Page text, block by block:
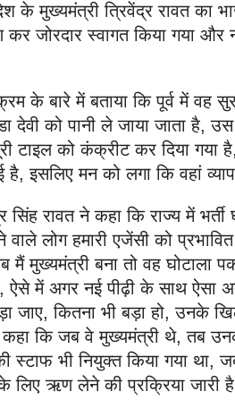
के मुख्यमंत्री त्रिवेंद्र रावत का
कर जोरदार स्वागत किया गया
के बारे में बताया कि पूर्व में
को पानी ले जाया जाता है,
टाइल को कंक्रीट कर दिया गया
है, इसलिए मन को लगा कि वहां
सिंह रावत ने कहा कि राज्य में
वाले लोग हमारी एजेंसी को
मैं मुख्यमंत्री बना तो वह घोटाला
में अगर नई पीढ़ी के साथ ऐसा
जाए, कितना भी बड़ा हो, उनके
कहा कि जब वे मुख्यमंत्री थे, तब
स्टाफ भी नियुक्त किया गया था,
लिए ऋण लेने की प्रक्रिया जारी